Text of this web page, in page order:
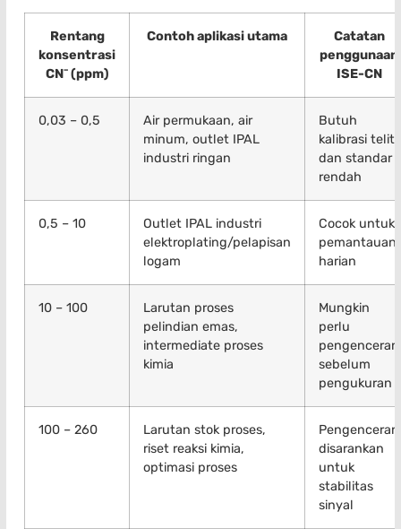
Rentang
konsentrasi
CN⁻ (ppm)
Contoh aplikasi utama
Catatan
penggunaan
ISE-CN
0,03 – 0,5
Air permukaan, air
minum, outlet IPAL
industri ringan
Butuh
kalibrasi teliti
dan standar
rendah
0,5 – 10
Outlet IPAL industri
elektroplating/pelapisan
logam
Cocok untuk
pemantauan
harian
10 – 100
Larutan proses
pelindian emas,
intermediate proses
kimia
Mungkin
perlu
pengenceran
sebelum
pengukuran
100 – 260
Larutan stok proses,
riset reaksi kimia,
optimasi proses
Pengenceran
disarankan
untuk
stabilitas
sinyal